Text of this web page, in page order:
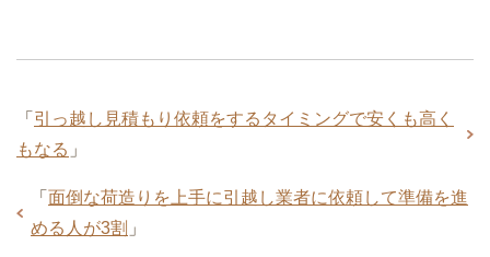
めの8つのコツ
引越し費用の分割支払いも可能！メリッ
引越見積もり依頼のときに準備しておく
者ランキング
「 引っ越し見積もり依頼をするタイミングで安くも高く
もなる 」
「 面倒な荷造りを上手に引越し業者に依頼して準備を進
める人が3割 」